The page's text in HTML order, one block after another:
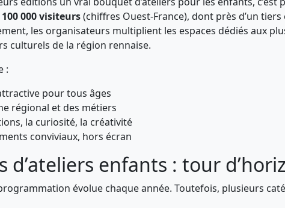
100 000 visiteurs(chiffres Ouest-France), dont près d’un
les organisateurs multiplient les espaces dédiés aux
culturels de la région rennaise.
:
pour tous âges
régional et des métiers
la curiosité, la créativité
conviviaux, hors écran
d’ateliers enfants : tour
évolue chaque année. Toutefois, plusieurs